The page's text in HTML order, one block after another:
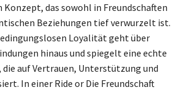
Konzept, das sowohl in Freundschaften
Beziehungen tief verwurzelt ist.
Loyalität geht über
hinaus und spiegelt eine echte
die auf Vertrauen, Unterstützung und
In einer Ride or Die Freundschaft